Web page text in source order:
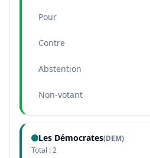
Pour
Contre
Abstention
Non-votant
Les Démocrates(DEM)
Total :2